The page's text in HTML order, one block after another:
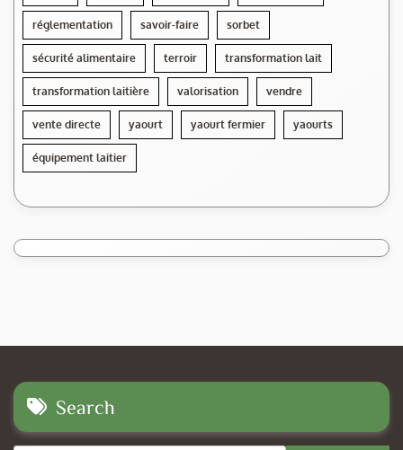
réglementation savoir-faire sorbet
sécurité alimentaire terroir transformation lait
transformation laitière valorisation vendre
vente directe yaourt yaourt fermier yaourts
équipement laitier
Search